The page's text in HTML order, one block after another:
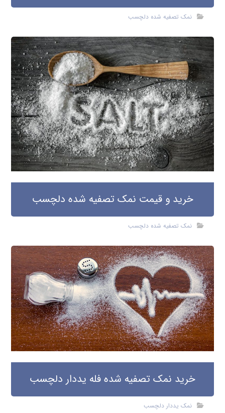
نمک تصفیه شده دلچسب
خرید و قیمت نمک تصفیه شده دلچسب
نمک تصفیه شده دلچسب
خرید نمک تصفیه شده فله یددار دلچسب
نمک یددار دلچسب